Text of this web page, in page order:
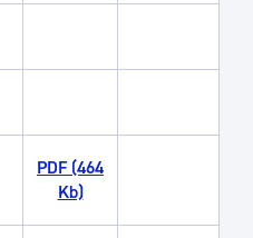
PDF (464
Kb)